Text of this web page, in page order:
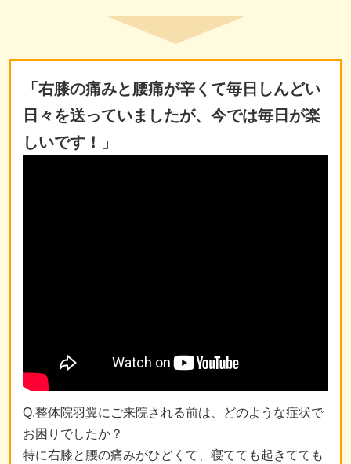
「右膝の痛みと腰痛が辛くて毎日しんどい
日々を送っていましたが、今では毎日が楽
しいです！」
Q.整体院羽翼にご来院される前は、どのような症状で
お困りでしたか？
特に右膝と腰の痛みがひどくて、寝てても起きてても